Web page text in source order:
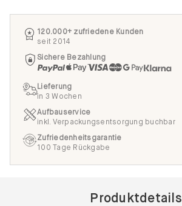
120.000+ zufriedene Kunden
seit 2014
Sichere Bezahlung
Lieferung
in 3 Wochen
Aufbauservice
inkl. Verpackungsentsorgung buchbar
Zufriedenheitsgarantie
100 Tage Rückgabe
Produktdetails